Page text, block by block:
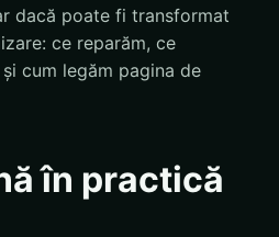
dacă poate fi transformat
ce reparăm, ce
cum legăm pagina de
în practică